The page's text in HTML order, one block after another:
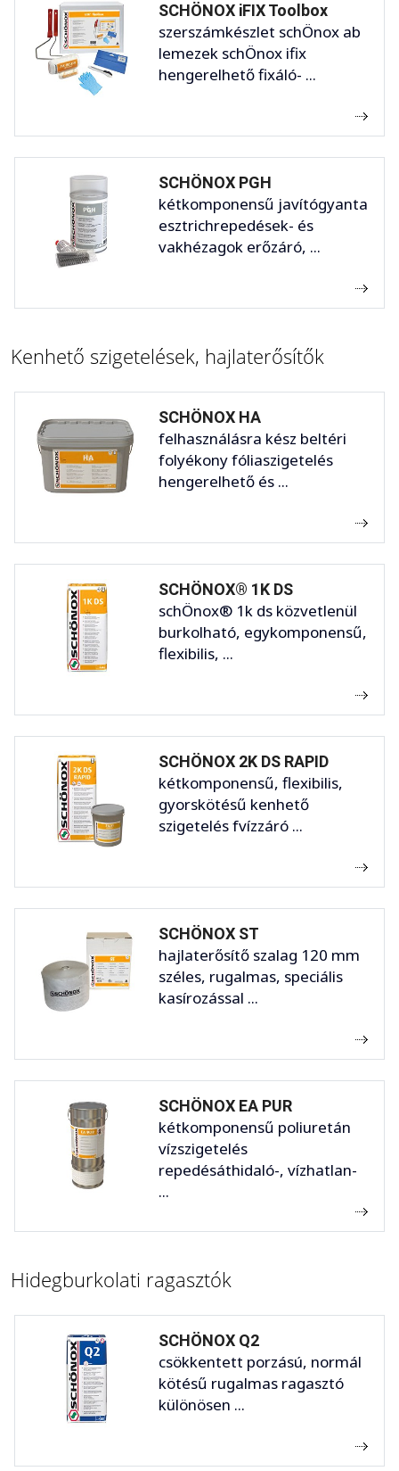
SCHÖNOX iFIX Toolbox
szerszámkészlet schÖnox ab
lemezek schÖnox ifix
hengerelhető fixáló- ...
SCHÖNOX PGH
kétkomponensű javítógyanta
esztrichrepedések- és
vakhézagok erőzáró, ...
Kenhető szigetelések, hajlaterősítők
SCHÖNOX HA
felhasználásra kész beltéri
folyékony fóliaszigetelés
hengerelhető és ...
SCHÖNOX® 1K DS
schÖnox® 1k ds közvetlenül
burkolható, egykomponensű,
flexibilis, ...
SCHÖNOX 2K DS RAPID
kétkomponensű, flexibilis,
gyorskötésű kenhető
szigetelés fvízzáró ...
SCHÖNOX ST
hajlaterősítő szalag 120 mm
széles, rugalmas, speciális
kasírozással ...
SCHÖNOX EA PUR
kétkomponensű poliuretán
vízszigetelés
repedésáthidaló-, vízhatlan-
...
Hidegburkolati ragasztók
SCHÖNOX Q2
csökkentett porzású, normál
kötésű rugalmas ragasztó
különösen ...